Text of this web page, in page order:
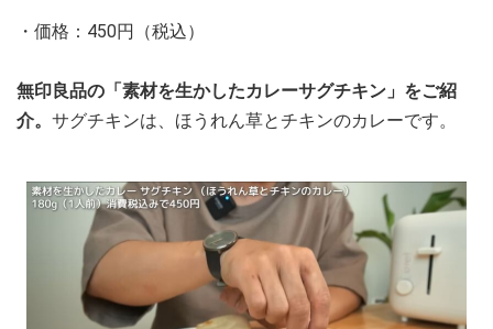
・価格：450円（税込）
無印良品の「素材を生かしたカレーサグチキン」をご紹
介。 サグチキンは、ほうれん草とチキンのカレーです。